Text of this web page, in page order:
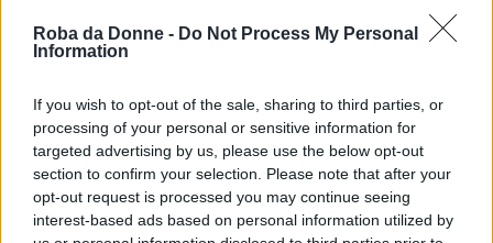
Roba da Donne - Do Not Process My Personal
Information
If you wish to opt-out of the sale, sharing to third parties, or
processing of your personal or sensitive information for
targeted advertising by us, please use the below opt-out
section to confirm your selection. Please note that after your
opt-out request is processed you may continue seeing
interest-based ads based on personal information utilized by
conoscere aspetti della sua vita, e del suo
Continua a leggere dopo la pubblicità
Ana però non può vivere serenamente la sua